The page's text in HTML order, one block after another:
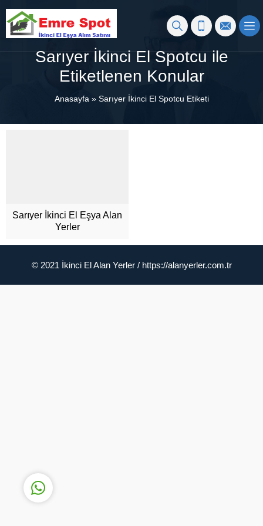
Sarıyer İkinci El Spotcu ile
Etiketlenen Konular
Anasayfa » Sarıyer İkinci El Spotcu Etiketi
Sarıyer İkinci El Eşya Alan
Yerler
© 2021 İkinci El Alan Yerler / https://alanyerler.com.tr